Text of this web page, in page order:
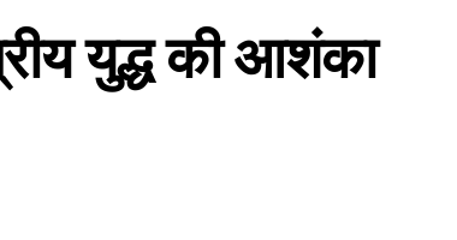
युद्ध की आशंका